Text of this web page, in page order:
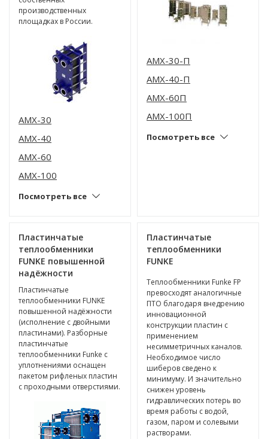
производственных
площадках в России.
AMX-30
AMX-40
AMX-60
AMX-100
Посмотреть все
AMX-30-П
AMX-40-П
AMX-60П
AMX-100П
Посмотреть все
Пластинчатые
теплообменники
FUNKE повышенной
надёжности
Пластинчатые
теплообменники FUNKE
повышенной надёжности
(исполнение с двойными
пластинами). Разборные
пластинчатые
теплообменники Funke с
уплотнениями оснащен
пакетом рифленых пластин
с проходными отверстиями.
Пластинчатые
теплообменники
FUNKE
Теплообменники Funke FP
превосходят аналогичные
ПТО благодаря внедрению
инновационной
конструкции пластин с
применением
несимметричных каналов.
Необходимое число
шиберов сведено к
минимуму. И значительно
снижен уровень
гидравлических потерь во
время работы с водой,
газом, паром и солевыми
растворами.